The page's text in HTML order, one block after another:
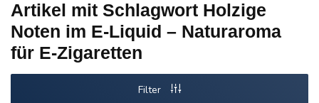
Artikel mit Schlagwort Holzige
Noten im E-Liquid – Naturaroma
für E-Zigaretten
Filter